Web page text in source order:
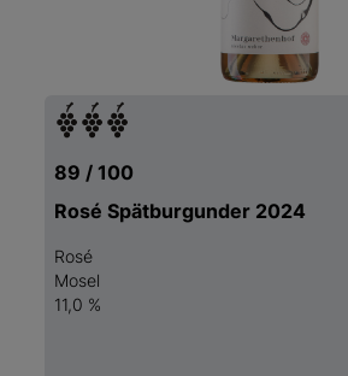
89 / 100
Rosé Spätburgunder 2024
Rosé
Mosel
11,0 %